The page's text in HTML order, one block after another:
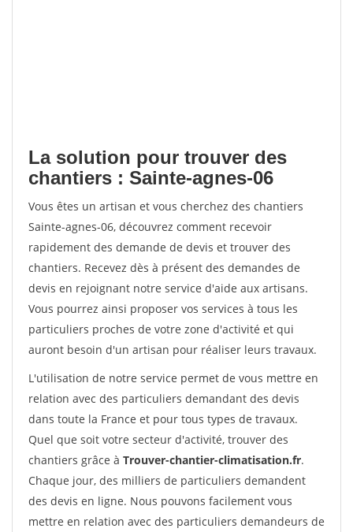
La solution pour trouver des
chantiers : Sainte-agnes-06
Vous êtes un artisan et vous cherchez des chantiers
Sainte-agnes-06, découvrez comment recevoir
rapidement des demande de devis et trouver des
chantiers. Recevez dès à présent des demandes de
devis en rejoignant notre service d'aide aux artisans.
Vous pourrez ainsi proposer vos services à tous les
particuliers proches de votre zone d'activité et qui
auront besoin d'un artisan pour réaliser leurs travaux.
L'utilisation de notre service permet de vous mettre en
relation avec des particuliers demandant des devis
dans toute la France et pour tous types de travaux.
Quel que soit votre secteur d'activité, trouver des
chantiers grâce à Trouver-chantier-climatisation.fr.
Chaque jour, des milliers de particuliers demandent
des devis en ligne. Nous pouvons facilement vous
mettre en relation avec des particuliers demandeurs de